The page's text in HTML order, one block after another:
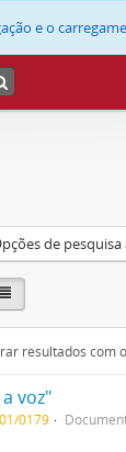
e o
de pesquisa
resultados com
voz"
0179